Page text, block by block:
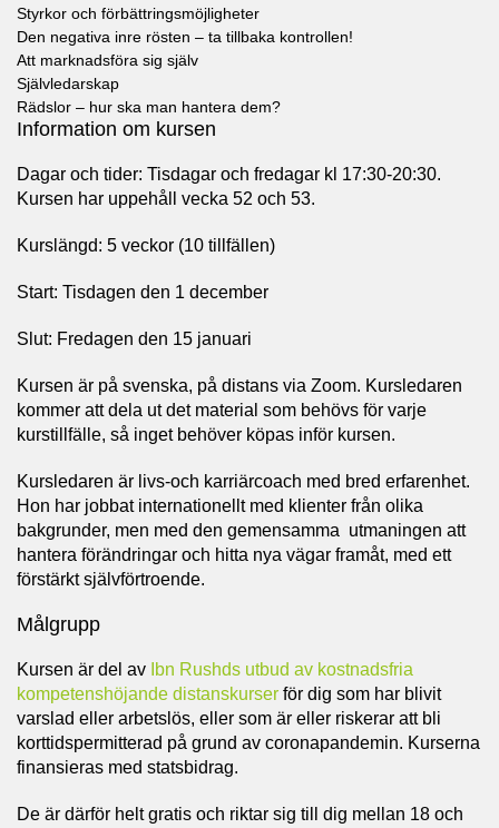
Styrkor och förbättringsmöjligheter
Den negativa inre rösten – ta tillbaka kontrollen!
Att marknadsföra sig själv
Självledarskap
Rädslor – hur ska man hantera dem?
Information om kursen
Dagar och tider: Tisdagar och fredagar kl 17:30-20:30.
Kursen har uppehåll vecka 52 och 53.
Kurslängd: 5 veckor (10 tillfällen)
Start: Tisdagen den 1 december
Slut: Fredagen den 15 januari
Kursen är på svenska, på distans via Zoom. Kursledaren
kommer att dela ut det material som behövs för varje
kurstillfälle, så inget behöver köpas inför kursen.
Kursledaren är livs-och karriärcoach med bred erfarenhet.
Hon har jobbat internationellt med klienter från olika
bakgrunder, men med den gemensamma utmaningen att
hantera förändringar och hitta nya vägar framåt, med ett
förstärkt självförtroende.
Målgrupp
Kursen är del av Ibn Rushds utbud av kostnadsfria
kompetenshöjande distanskurser för dig som har blivit
varslad eller arbetslös, eller som är eller riskerar att bli
korttidspermitterad på grund av coronapandemin. Kurserna
finansieras med statsbidrag.
De är därför helt gratis och riktar sig till dig mellan 18 och